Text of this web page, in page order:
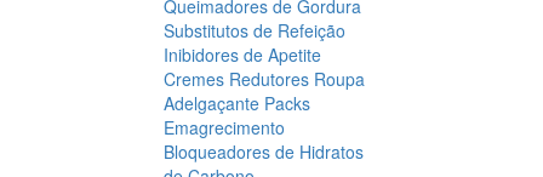
Queimadores de Gordura
Substitutos de Refeição
Inibidores de Apetite
Cremes Redutores Roupa
Adelgaçante Packs
Emagrecimento
Bloqueadores de Hidratos